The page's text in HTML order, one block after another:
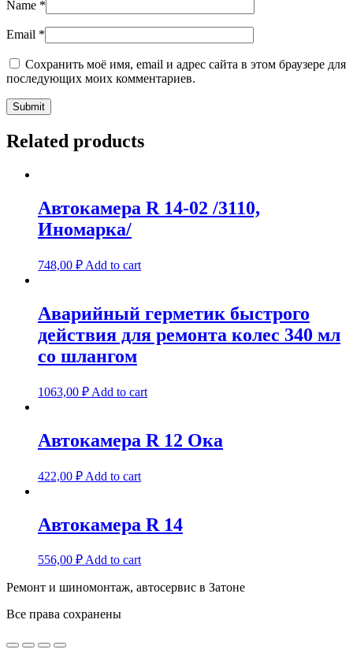
Name *
Email *
Сохранить моё имя, email и адрес сайта в этом браузере для
последующих моих комментариев.
Related products
Автокамера R 14-02 /3110,
Иномарка/
748,00 ₽ Add to cart
Аварийный герметик быстрого
действия для ремонта колес 340 мл
со шлангом
1063,00 ₽ Add to cart
Автокамера R 12 Ока
422,00 ₽ Add to cart
Автокамера R 14
556,00 ₽Add to cart
Ремонт и шиномонтаж, автосервис в Затоне
Все права сохранены